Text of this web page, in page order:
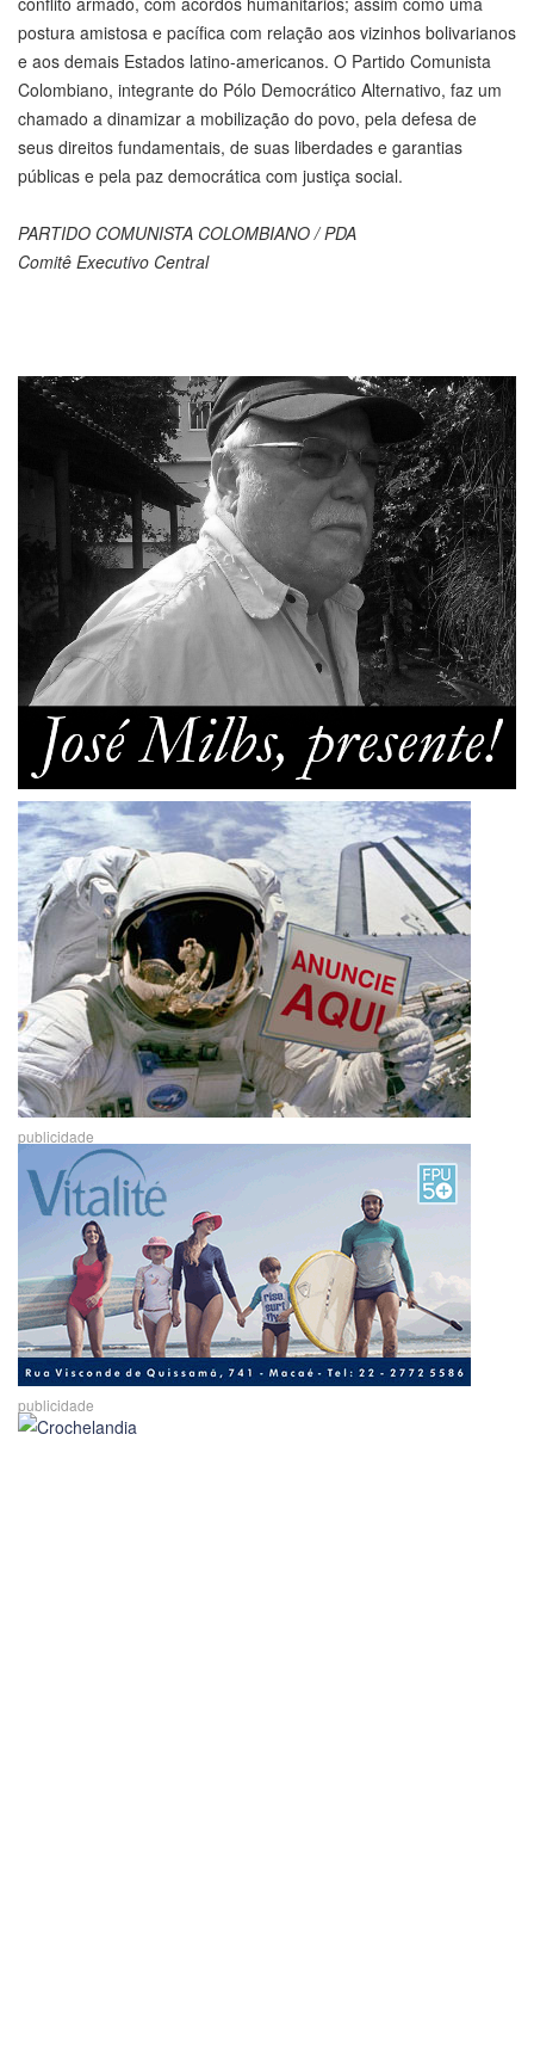
postura amistosa e pacífica com relação aos vizinhos bolivarianos
e aos demais Estados latino-americanos. O Partido Comunista
Colombiano, integrante do Pólo Democrático Alternativo, faz um
chamado a dinamizar a mobilização do povo, pela defesa de
seus direitos fundamentais, de suas liberdades e garantias
públicas e pela paz democrática com justiça social.
PARTIDO COMUNISTA COLOMBIANO / PDA
Comitê Executivo Central
publicidade
publicidade